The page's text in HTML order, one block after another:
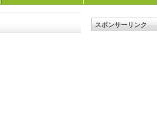
スポンサーリンク